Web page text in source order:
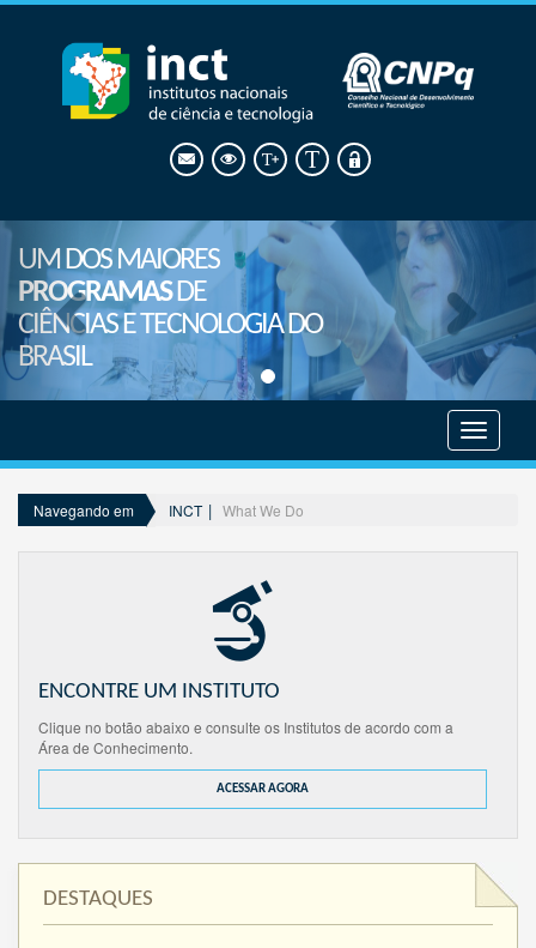
UM DOS MAIORES
PROGRAMASDE
CIÊNCIAS E TECNOLOGIA DO
BRASIL
menu
Navegando em INCT What We Do
ENCONTRE UM INSTITUTO
Clique no botão abaixo e consulte os Institutos de acordo com a
Área de Conhecimento.
ACESSAR AGORA
DESTAQUES